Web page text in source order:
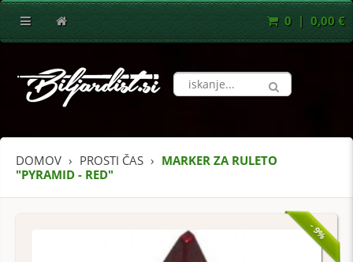
0 | 0,00 €
DOMOV PROSTI ČAS
MARKER ZA RULETO
"PYRAMID - RED"
- 9%